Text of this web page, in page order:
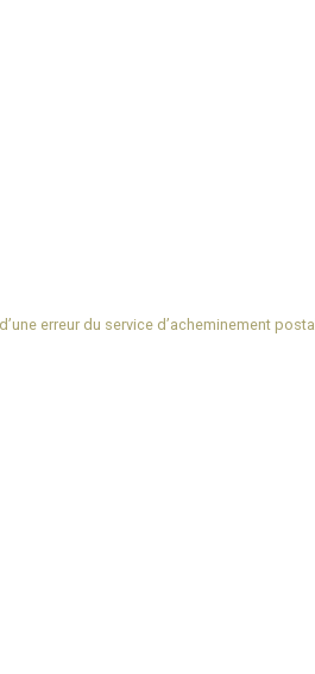
erreur du service d’acheminement postal